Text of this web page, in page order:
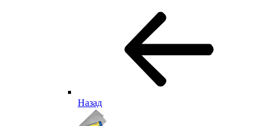
Назад